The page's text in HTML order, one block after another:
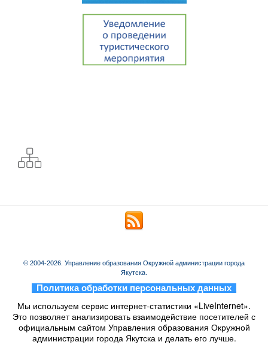
© 2004-2026. Управление образования Окружной администрации города
Якутска.
Политика обработки персональных данных
Мы используем сервис интернет-статистики «LiveInternet».
Это позволяет анализировать взаимодействие посетителей с
официальным сайтом Управления образования Окружной
администрации города Якутска и делать его лучше.